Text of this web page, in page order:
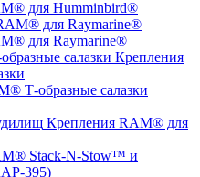
для Humminbird®
для Raymarine®
Крепления
Т-образные салазки
Крепления RAM® для